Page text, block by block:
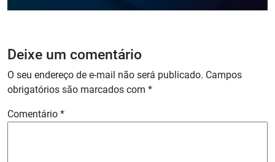
Deixe um comentário
O seu endereço de e-mail não será publicado. Campos
obrigatórios são marcados com *
Comentário *